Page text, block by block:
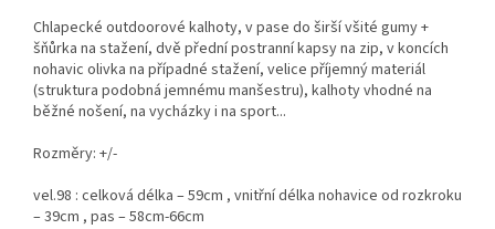
Chlapecké outdoorové kalhoty, v pase do širší všité gumy +
šňůrka na stažení, dvě přední postranní kapsy na zip, v koncích
nohavic olivka na případné stažení, velice příjemný materiál
(struktura podobná jemnému manšestru), kalhoty vhodné na
běžné nošení, na vycházky i na sport...
Rozměry: +/-
vel.98 : celková délka – 59cm , vnitřní délka nohavice od rozkroku
– 39cm , pas – 58cm-66cm